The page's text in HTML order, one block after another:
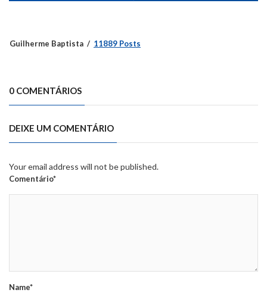
Guilherme Baptista 11889 Posts
0 COMENTÁRIOS
DEIXE UM COMENTÁRIO
Your email address will not be published.
Comentário*
Name*